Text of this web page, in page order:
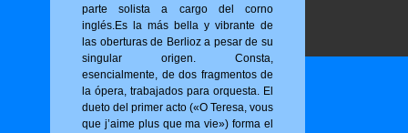
parte solista a cargo del corno
inglés.Es la más bella y vibrante de
las oberturas de Berlioz a pesar de su
singular origen. Consta,
esencialmente, de dos fragmentos de
la ópera, trabajados para orquesta. El
dueto del primer acto («O Tere­sa, vous
que j’aime plus que ma vie») for­ma el